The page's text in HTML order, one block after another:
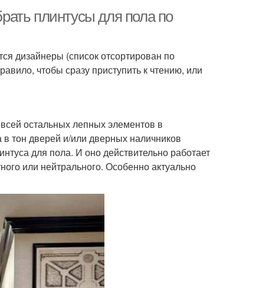
плинтусы для пола по
дизайнеры (список отсортирован по
чтобы сразу приступить к чтению, или
остальных лепных элементов в
тон дверей и/или дверных наличников
для пола. И оно действительно работает
или нейтрального. Особенно актуально